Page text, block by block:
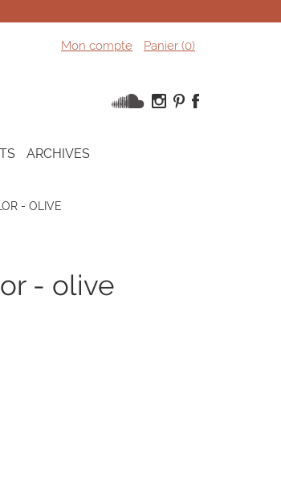
Mon compte Panier (0)
ARCHIVES
- OLIVE
- olive